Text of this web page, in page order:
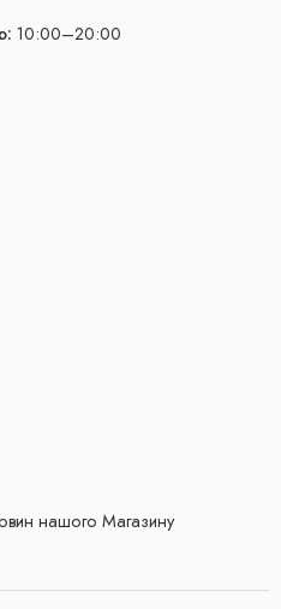
10:00–20:00
нашого Магазину